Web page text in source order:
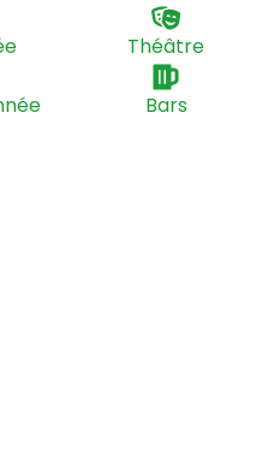
Théâtre
Bars